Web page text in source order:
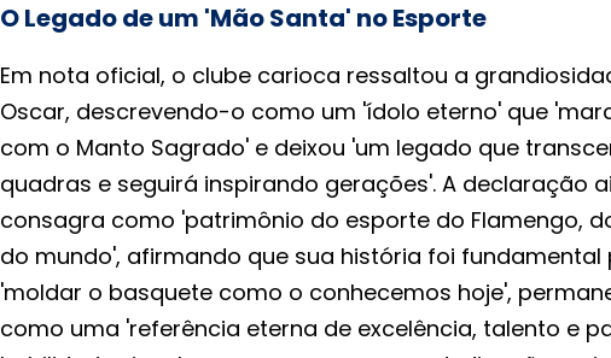
O Legado de um 'Mão Santa' no Esporte
Em nota oficial, o clube carioca ressaltou a
Oscar, descrevendo-o como um 'ídolo eterno' que
com o Manto Sagrado' e deixou 'um legado que
quadras e seguirá inspirando gerações'. A declaração
consagra como 'patrimônio do esporte do Flamengo,
do mundo', afirmando que sua história foi fundamental
'moldar o basquete como o conhecemos hoje',
como uma 'referência eterna de excelência, talento e